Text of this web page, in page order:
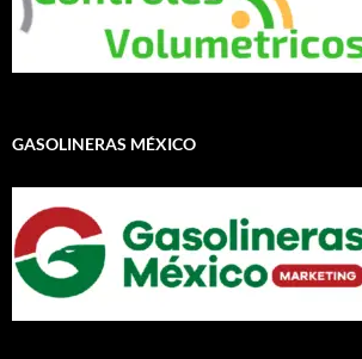
GASOLINERAS MÉXICO